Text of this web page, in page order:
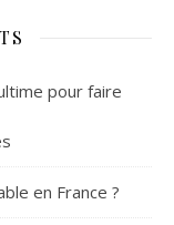
pour faire
en France ?